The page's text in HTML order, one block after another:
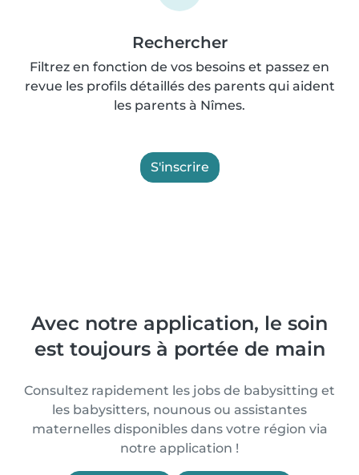
Rechercher
Filtrez en fonction de vos besoins et passez en
revue les profils détaillés des parents qui aident
les parents à Nîmes.
S'inscrire
Avec notre application, le soin
est toujours à portée de main
Consultez rapidement les jobs de babysitting et
les babysitters, nounous ou assistantes
maternelles disponibles dans votre région via
notre application !